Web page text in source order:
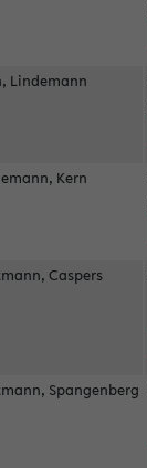
Lindemann
Kern
Caspers
Spangenberg